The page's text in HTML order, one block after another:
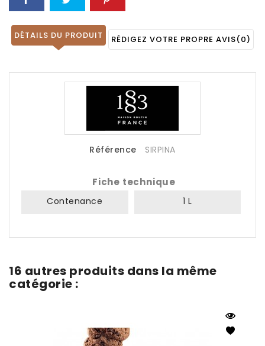
DÉTAILS DU PRODUIT RÉDIGEZ VOTRE PROPRE AVIS(0)
Référence SIRPINA
Fiche technique
Contenance 1 L
16 autres produits dans la même
catégorie :